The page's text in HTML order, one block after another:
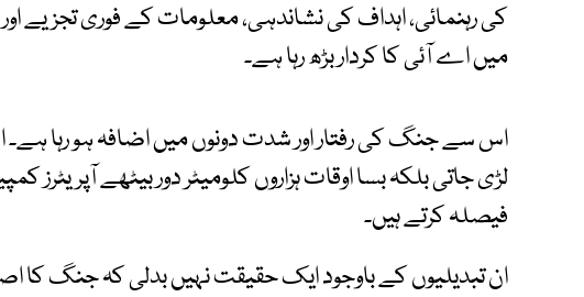
کی رہنمائی، اہداف کی نشاندہی، معلومات کے فوری
میں اے آئی کا کردار بڑھ رہا ہے۔
اس سے جنگ کی رفتار اور شدت دونوں میں اضافہ ہو رہا
لڑی جاتی بلکہ بسا اوقات ہزاروں کلومیٹر دور بیٹھے آپریٹرز
فیصلہ کرتے ہیں۔
ان تبدیلیوں کے باوجود ایک حقیقت نہیں بدلی کہ جنگ کا